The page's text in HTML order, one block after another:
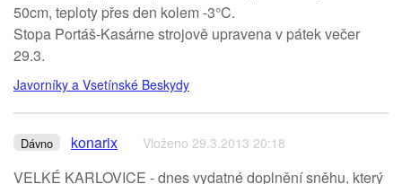
50cm, teploty přes den kolem -3°C.
Stopa Portáš-Kasárne strojově upravena v pátek večer
29.3.
Javorníky a Vsetínské Beskydy
Dávno konarix Vloženo 29.3.2013 20:18
VELKÉ KARLOVICE - dnes vydatné doplnění sněhu, který